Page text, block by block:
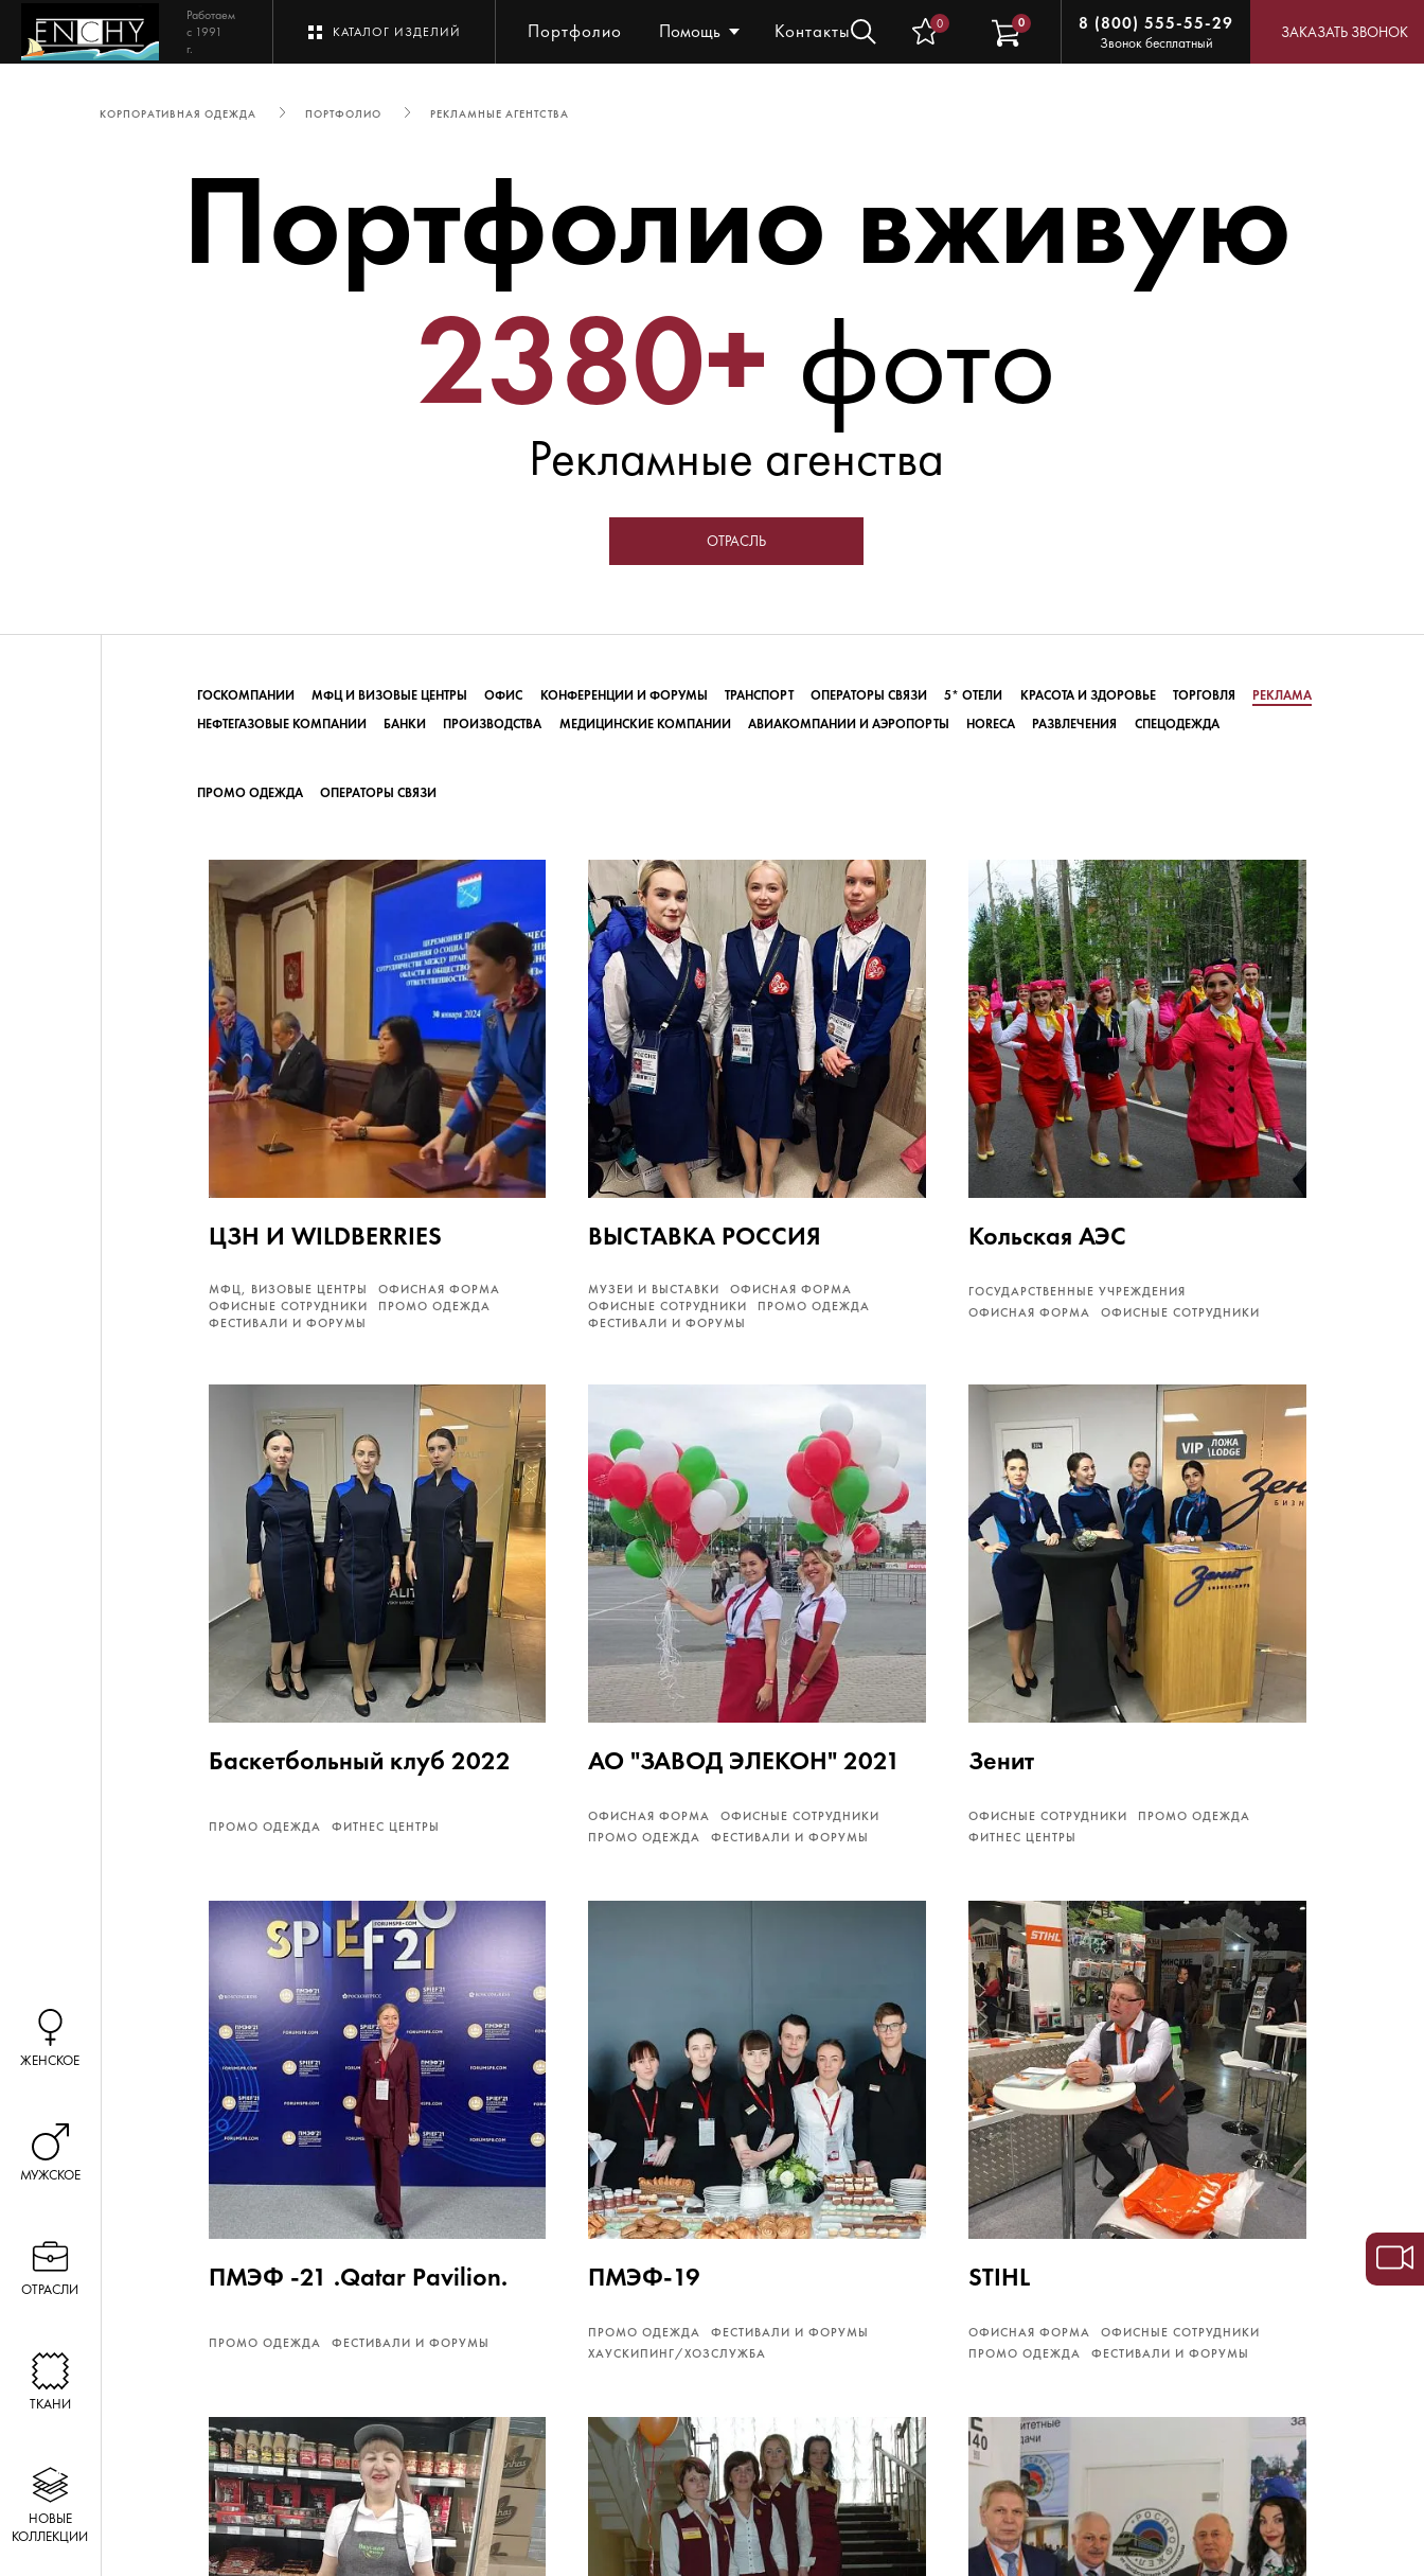
Работаем
с 1991
г.
КАТАЛОГ ИЗДЕЛИЙ Портфолио Помощь Контакты 0 0 8 (800) 555-55-29
Звонок бесплатный
ЗАКАЗАТЬ ЗВОНОК
КОРПОРАТИВНАЯ ОДЕЖДА ПОРТФОЛИО РЕКЛАМНЫЕ АГЕНТСТВА
Портфолио вживую
2380+ фото
Рекламные агенства
ОТРАСЛЬ
ЖЕНСКОЕ
МУЖСКОЕ
ОТРАСЛИ
ТКАНИ
НОВЫЕ
КОЛЛЕКЦИИ
ГОСКОМПАНИИ МФЦ И ВИЗОВЫЕ ЦЕНТРЫ ОФИС КОНФЕРЕНЦИИ И ФОРУМЫ ТРАНСПОРТ ОПЕРАТОРЫ СВЯЗИ 5* ОТЕЛИ КРАСОТА И ЗДОРОВЬЕ ТОРГОВЛЯ
РЕКЛАМА
НЕФТЕГАЗОВЫЕ КОМПАНИИ
БАНКИ ПРОИЗВОДСТВА МЕДИЦИНСКИЕ КОМПАНИИ АВИАКОМПАНИИ И АЭРОПОРТЫ HORECA РАЗВЛЕЧЕНИЯ СПЕЦОДЕЖДА
ПРОМО ОДЕЖДА ОПЕРАТОРЫ СВЯЗИ
ЦЗН И WILDBERRIES
МФЦ, ВИЗОВЫЕ ЦЕНТРЫ
ОФИСНАЯ ФОРМА
ОФИСНЫЕ СОТРУДНИКИ
ПРОМО ОДЕЖДА
ФЕСТИВАЛИ И ФОРУМЫ
ВЫСТАВКА РОССИЯ
МУЗЕИ И ВЫСТАВКИ
ОФИСНАЯ ФОРМА
ОФИСНЫЕ СОТРУДНИКИ
ПРОМО ОДЕЖДА
ФЕСТИВАЛИ И ФОРУМЫ
Кольская АЭС
ГОСУДАРСТВЕННЫЕ УЧРЕЖДЕНИЯ
ОФИСНАЯ ФОРМА
ОФИСНЫЕ СОТРУДНИКИ
Баскетбольный клуб 2022
ПРОМО ОДЕЖДА ФИТНЕС ЦЕНТРЫ
АО "ЗАВОД ЭЛЕКОН" 2021
ОФИСНАЯ ФОРМА
ОФИСНЫЕ СОТРУДНИКИ
ПРОМО ОДЕЖДА
ФЕСТИВАЛИ И ФОРУМЫ
Зенит
ОФИСНЫЕ СОТРУДНИКИ
ПРОМО ОДЕЖДА
ФИТНЕС ЦЕНТРЫ
ПМЭФ -21 .Qatar Pavilion.
ПРОМО ОДЕЖДА ФЕСТИВАЛИ И ФОРУМЫ
ПМЭФ-19
ПРОМО ОДЕЖДА
ФЕСТИВАЛИ И ФОРУМЫ
ХАУСКИПИНГ/ХОЗСЛУЖБА
STIHL
ОФИСНАЯ ФОРМА
ОФИСНЫЕ СОТРУДНИКИ
ПРОМО ОДЕЖДА
ФЕСТИВАЛИ И ФОРУМЫ